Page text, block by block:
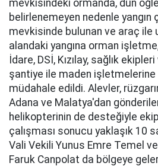
mevkisindeki ormanda, dün
belirlenemeyen nedenle yangın
mevkisinde bulunan ve araç ile
alandaki yangına orman
İdare, DSİ, Kızılay, sağlık
şantiye ile maden
müdahale edildi. Alevler,
Adana ve Malatya'dan
helikopterinin de desteğiyle
çalışması sonucu yaklaşık 10
Vali Vekili Yunus Emre Temel
Faruk Canpolat da bölgeye